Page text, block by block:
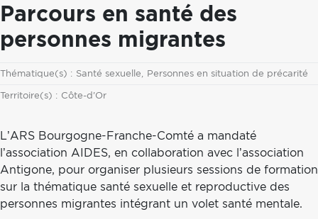
Parcours en santé des
personnes migrantes
Thématique(s) : Thématique
Santé sexuelle Personnes en situation de précarité
Territoire(s) : Territoire
Côte-d'Or
L’ARS Bourgogne-Franche-Comté a mandaté
l’association AIDES, en collaboration avec l’association
Antigone, pour organiser plusieurs sessions de formation
sur la thématique santé sexuelle et reproductive des
personnes migrantes intégrant un volet santé mentale.